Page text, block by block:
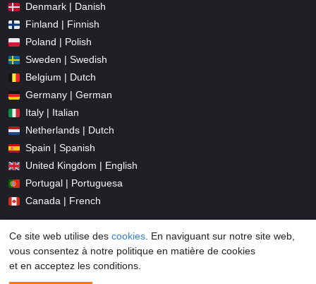
Denmark | Danish
Finland | Finnish
Poland | Polish
Sweden | Swedish
Belgium | Dutch
Germany | German
Italy | Italian
Netherlands | Dutch
Spain | Spanish
United Kingdom | English
Portugal | Portuguesa
Canada | French
Ce site web utilise des cookies . En naviguant sur notre site web,
vous consentez à notre politique en matière de cookies
et en acceptez les conditions.